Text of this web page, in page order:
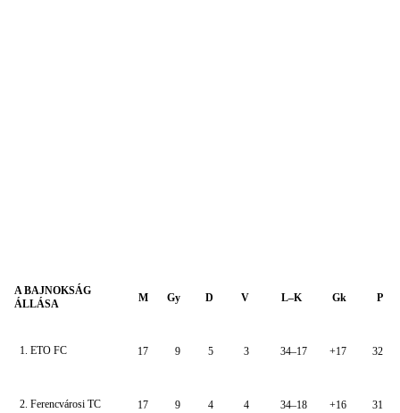
A BAJNOKSÁG
ÁLLÁSA
M Gy D V L–K Gk P
1. ETO FC 17 9 5 3 34–17 +17 32
2. Ferencvárosi TC 17 9 4 4 34–18 +16 31